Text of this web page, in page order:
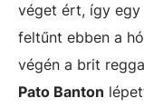
véget ért, így
feltűnt ebben a
végén a brit
Pato Banton